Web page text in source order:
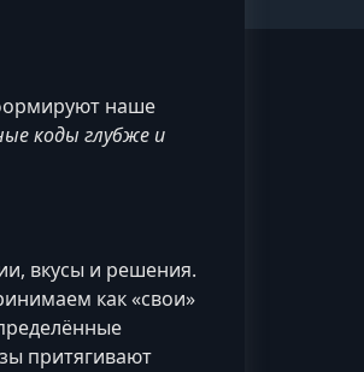
наше
коды глубже и
вкусы и решения.
как «свои»
притягивают